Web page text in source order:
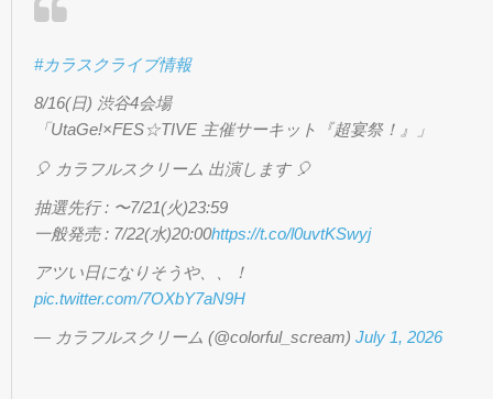
#カラスクライブ情報
8/16(日) 渋谷4会場
「UtaGe!×FES☆TIVE 主催サーキット『超宴祭！』」
🎈 カラフルスクリーム 出演します 🎈
抽選先行 : 〜7/21(火)23:59
一般発売 : 7/22(水)20:00https://t.co/l0uvtKSwyj
アツい日になりそうや、、！
pic.twitter.com/7OXbY7aN9H
— カラフルスクリーム (@colorful_scream) July 1, 2026